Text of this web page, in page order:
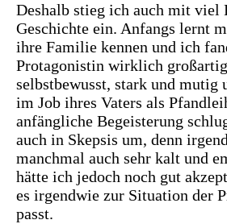
Deshalb stieg ich auch mit viel
Geschichte ein. Anfangs lernt
ihre Familie kennen und ich
Protagonistin wirklich
selbstbewusst, stark und mutig
im Job ihres Vaters als
anfängliche Begeisterung
auch in Skepsis um, denn
manchmal auch sehr kalt und
hätte ich jedoch noch gut
es irgendwie zur Situation der
passt.